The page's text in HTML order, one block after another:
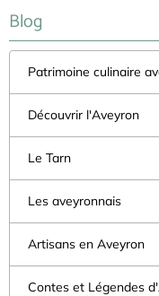
Blog
Patrimoine culinaire
Découvrir l'Aveyron
Le Tarn
Les aveyronnais
Artisans en Aveyron
Contes et Légendes